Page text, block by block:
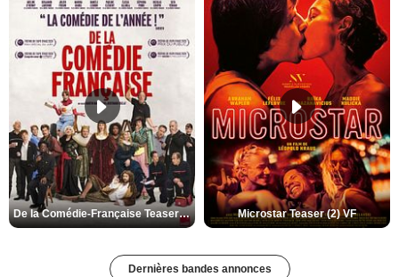
De la Comédie-Française Teaser (3) VF Microstar Teaser (2) VF
Dernières bandes annonces